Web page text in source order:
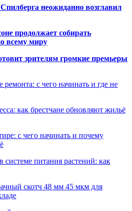
неожиданно возглавил
продолжает собирать
всему миру
зрителям громкие премьеры
ремонта: с чего начинать и где не
как брестчане обновляют жильё
с чего начинать и почему
системе питания растений: как
скотч 48 мм 45 мкм для